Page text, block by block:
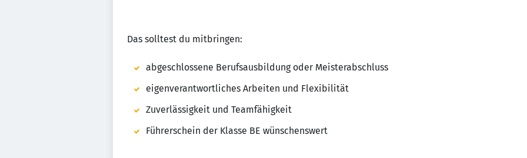
Das solltest du mitbringen:
abgeschlossene Berufsausbildung oder Meisterabschluss
eigenverantwortliches Arbeiten und Flexibilität
Zuverlässigkeit und Teamfähigkeit
Führerschein der Klasse BE wünschenswert